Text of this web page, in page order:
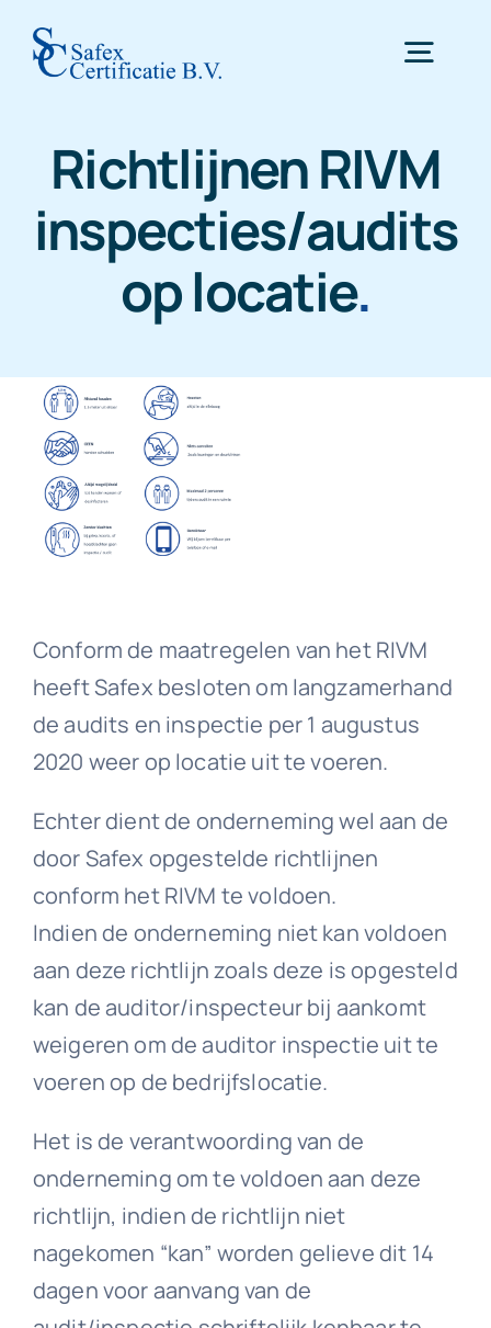
Certificering
Inspectie
Downloads
Richtlijnen RIVM
inspecties/audits
op locatie.
Conform de maatregelen van het RIVM
heeft Safex besloten om langzamerhand
de audits en inspectie per 1 augustus
2020 weer op locatie uit te voeren.
Echter dient de onderneming wel aan de
door Safex opgestelde richtlijnen
conform het RIVM te voldoen.
Indien de onderneming niet kan voldoen
aan deze richtlijn zoals deze is opgesteld
kan de auditor/inspecteur bij aankomt
weigeren om de auditor inspectie uit te
voeren op de bedrijfslocatie.
Het is de verantwoording van de
onderneming om te voldoen aan deze
richtlijn, indien de richtlijn niet
nagekomen “kan” worden gelieve dit 14
dagen voor aanvang van de